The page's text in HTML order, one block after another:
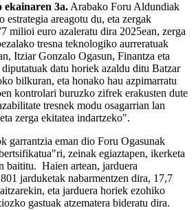
ekainaren 3a. Arabako Foru Aldundiak
estrategia areagotu du, eta zergak
milioi euro azaleratu dira 2025ean, zerga
tresna teknologiko aurreratuak
Itziar Gonzalo Ogasun, Finantza eta
datu horiek azaldu ditu Batzar
bilkuran, eta honako hau azpimarratu
kontrolari buruzko zifrek erakusten dute
tresnek modu osagarrian lan
zerga ekitatea indartzeko".
garrantzia eman dio Foru Ogasunak
zeinak egiaztapen, ikerketa
baititu. Haien artean, jarduera
jarduketak nabarmentzen dira, 17,7
eta jarduera horiek ezohiko
gastuak atzematera bideratu dira.